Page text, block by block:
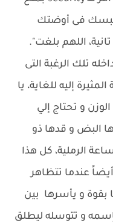
فى أوضتك
اللهم بلغت".
تلك الرغبة التى
إليه للغاية، يا
و تحتاج إلي
البض و قدها ذو
الرملية، كل هذا
أيضاً عندما تتظاهر
بقوة و يأسرها بين
و تتوسله ليطلق